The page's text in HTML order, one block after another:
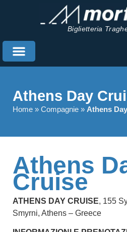
Biglietteria
Athens Day
Home » Compagnie » Athens
Athens
Cruise
ATHENS DAY CRUISE, 155
Smyrni, Athens – Greece